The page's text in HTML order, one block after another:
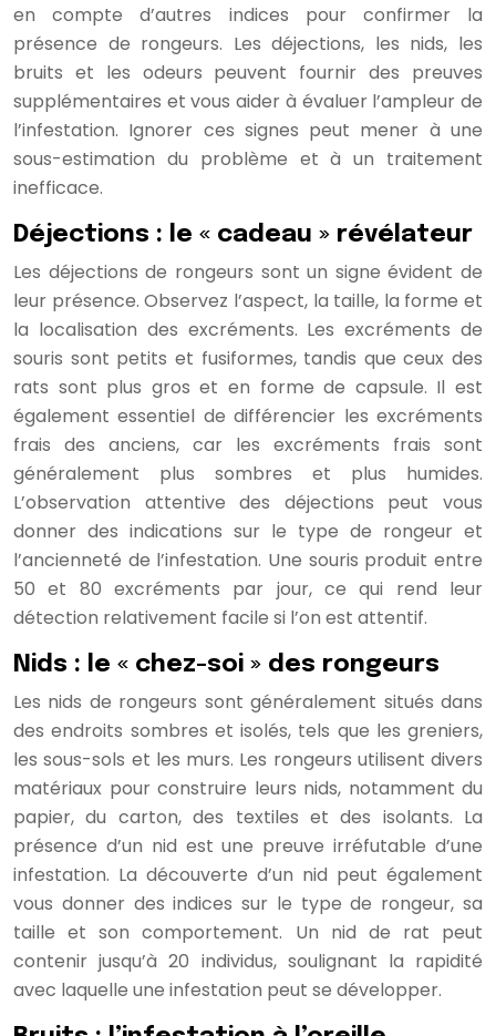
en compte d’autres indices pour confirmer la
présence de rongeurs. Les déjections, les nids, les
bruits et les odeurs peuvent fournir des preuves
supplémentaires et vous aider à évaluer l’ampleur de
l’infestation. Ignorer ces signes peut mener à une
sous-estimation du problème et à un traitement
inefficace.
Déjections : le « cadeau » révélateur
Les déjections de rongeurs sont un signe évident de
leur présence. Observez l’aspect, la taille, la forme et
la localisation des excréments. Les excréments de
souris sont petits et fusiformes, tandis que ceux des
rats sont plus gros et en forme de capsule. Il est
également essentiel de différencier les excréments
frais des anciens, car les excréments frais sont
généralement plus sombres et plus humides.
L’observation attentive des déjections peut vous
donner des indications sur le type de rongeur et
l’ancienneté de l’infestation. Une souris produit entre
50 et 80 excréments par jour, ce qui rend leur
détection relativement facile si l’on est attentif.
Nids : le « chez-soi » des rongeurs
Les nids de rongeurs sont généralement situés dans
des endroits sombres et isolés, tels que les greniers,
les sous-sols et les murs. Les rongeurs utilisent divers
matériaux pour construire leurs nids, notamment du
papier, du carton, des textiles et des isolants. La
présence d’un nid est une preuve irréfutable d’une
infestation. La découverte d’un nid peut également
vous donner des indices sur le type de rongeur, sa
taille et son comportement. Un nid de rat peut
contenir jusqu’à 20 individus, soulignant la rapidité
avec laquelle une infestation peut se développer.